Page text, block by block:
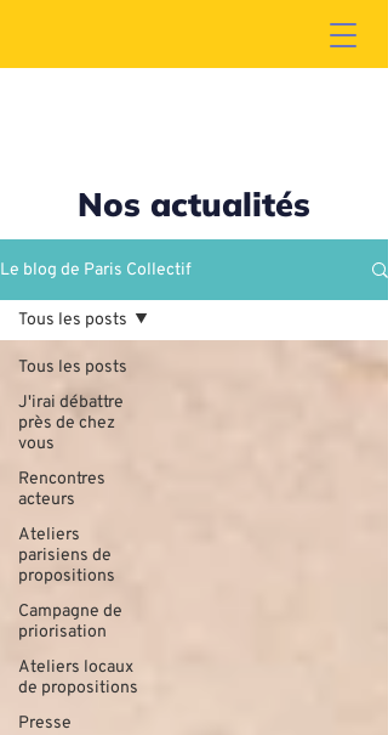
Nos actualités
Le blog de Paris Collectif
Tous les posts
J'irai débattre
près de chez
vous
Rencontres
acteurs
Ateliers
parisiens de
propositions
Campagne de
priorisation
Ateliers locaux
de propositions
Presse
Tous les posts